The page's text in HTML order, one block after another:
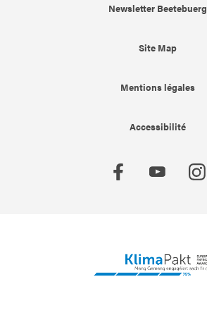
Newsletter Beetebuerg
Site Map
Mentions légales
Accessibilité